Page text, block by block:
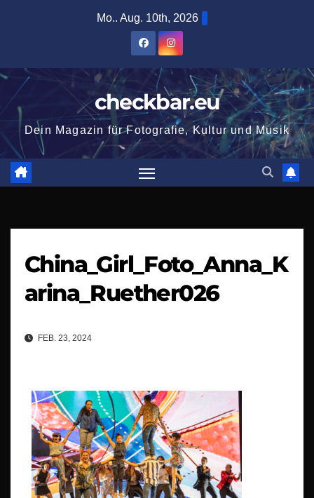
Mo.. Aug. 10th, 2026
checkbar.eu
Dein Magazin für Fotografie, Kultur und Musik
China_Girl_Foto_Anna_K
arina_Ruether026
FEB. 23, 2024